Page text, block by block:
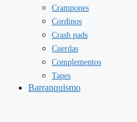
Crampones
Cordinos
Crash pads
Cuerdas
Complementos
Tapes
Barranquismo